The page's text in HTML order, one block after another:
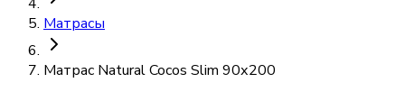
Матрасы
Матраc Natural Cocos Slim 90х200